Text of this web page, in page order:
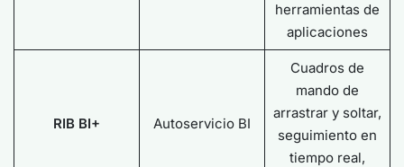
herramientas de
aplicaciones
RIB BI+ Autoservicio BI
Cuadros de
mando de
arrastrar y soltar,
seguimiento en
tiempo real,